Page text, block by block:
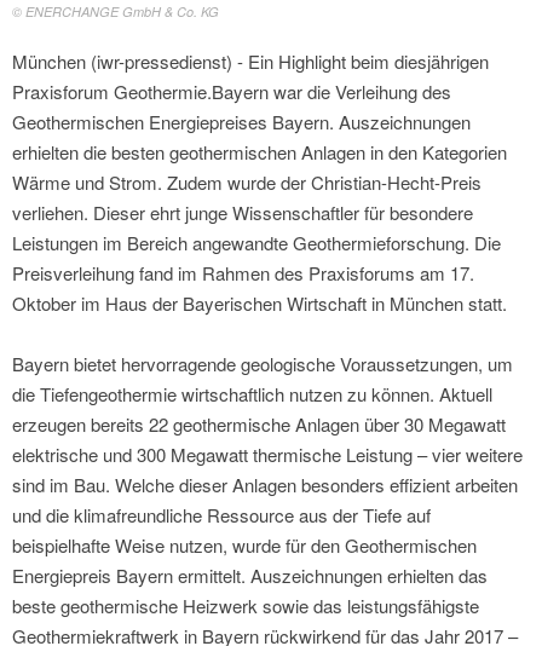
© ENERCHANGE GmbH & Co. KG
München (iwr-pressedienst) - Ein Highlight beim diesjährigen
Praxisforum Geothermie.Bayern war die Verleihung des
Geothermischen Energiepreises Bayern. Auszeichnungen
erhielten die besten geothermischen Anlagen in den Kategorien
Wärme und Strom. Zudem wurde der Christian-Hecht-Preis
verliehen. Dieser ehrt junge Wissenschaftler für besondere
Leistungen im Bereich angewandte Geothermieforschung. Die
Preisverleihung fand im Rahmen des Praxisforums am 17.
Oktober im Haus der Bayerischen Wirtschaft in München statt.
Bayern bietet hervorragende geologische Voraussetzungen, um
die Tiefengeothermie wirtschaftlich nutzen zu können. Aktuell
erzeugen bereits 22 geothermische Anlagen über 30 Megawatt
elektrische und 300 Megawatt thermische Leistung – vier weitere
sind im Bau. Welche dieser Anlagen besonders effizient arbeiten
und die klimafreundliche Ressource aus der Tiefe auf
beispielhafte Weise nutzen, wurde für den Geothermischen
Energiepreis Bayern ermittelt. Auszeichnungen erhielten das
beste geothermische Heizwerk sowie das leistungsfähigste
Geothermiekraftwerk in Bayern rückwirkend für das Jahr 2017 –